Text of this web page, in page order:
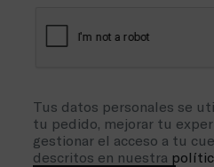
Tus datos personales se
tu pedido, mejorar tu
gestionar el acceso a tu
descritos en nuestra